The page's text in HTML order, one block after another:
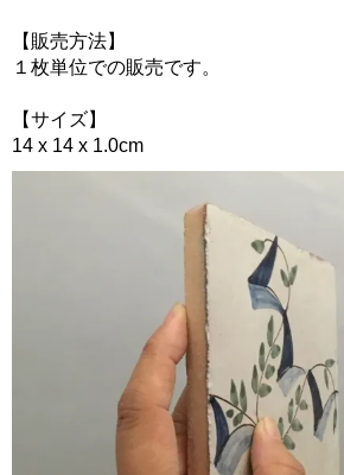
【販売方法】
１枚単位での販売です。
【サイズ】
14 x 14 x 1.0cm